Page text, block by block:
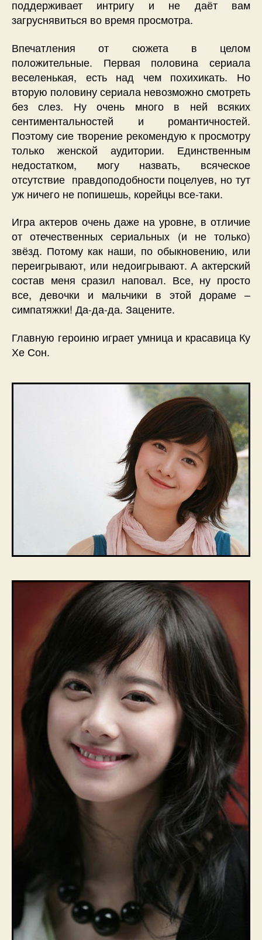
поддерживает интригу и не даёт вам
загруснявиться во время просмотра.
Впечатления от сюжета в целом
положительные. Первая половина сериала
веселенькая, есть над чем похихикать. Но
вторую половину сериала невозможно смотреть
без слез. Ну очень много в ней всяких
сентиментальностей и романтичностей.
Поэтому сие творение рекомендую к просмотру
только женской аудитории. Единственным
недостатком, могу назвать, всяческое
отсутствие правдоподобности поцелуев, но тут
уж ничего не попишешь, корейцы все-таки.
Игра актеров очень даже на уровне, в отличие
от отечественных сериальных (и не только)
звёзд. Потому как наши, по обыкновению, или
переигрывают, или недоигрывают. А актерский
состав меня сразил наповал. Все, ну просто
все, девочки и мальчики в этой дораме –
симпатяжки! Да-да-да. Зацените.
Главную героиню играет умница и красавица Ку
Хе Сон.